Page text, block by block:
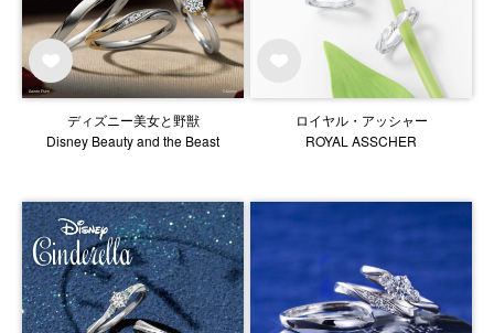
ディズニー美女と野獣
Disney Beauty and the Beast
ロイヤル・アッシャー
ROYAL ASSCHER